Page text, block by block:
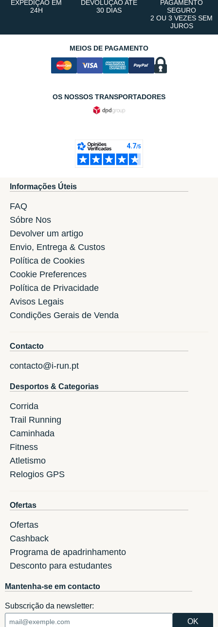
EXPEDIÇÃO EM
24H
DEVOLUÇÃO ATÉ
30 DIAS
PAGAMENTO
SEGURO
2 OU 3 VEZES SEM
JUROS
MEIOS DE PAGAMENTO
OS NOSSOS TRANSPORTADORES
Informações Úteis
FAQ
Sóbre Nos
Devolver um artigo
Envio, Entrega & Custos
Política de Cookies
Cookie Preferences
Política de Privacidade
Avisos Legais
Condições Gerais de Venda
Contacto
contacto@i-run.pt
Desportos & Categorias
Corrida
Trail Running
Caminhada
Fitness
Atletismo
Relogios GPS
Ofertas
Ofertas
Cashback
Programa de apadrinhamento
Desconto para estudantes
Mantenha-se em contacto
Subscrição da newsletter: